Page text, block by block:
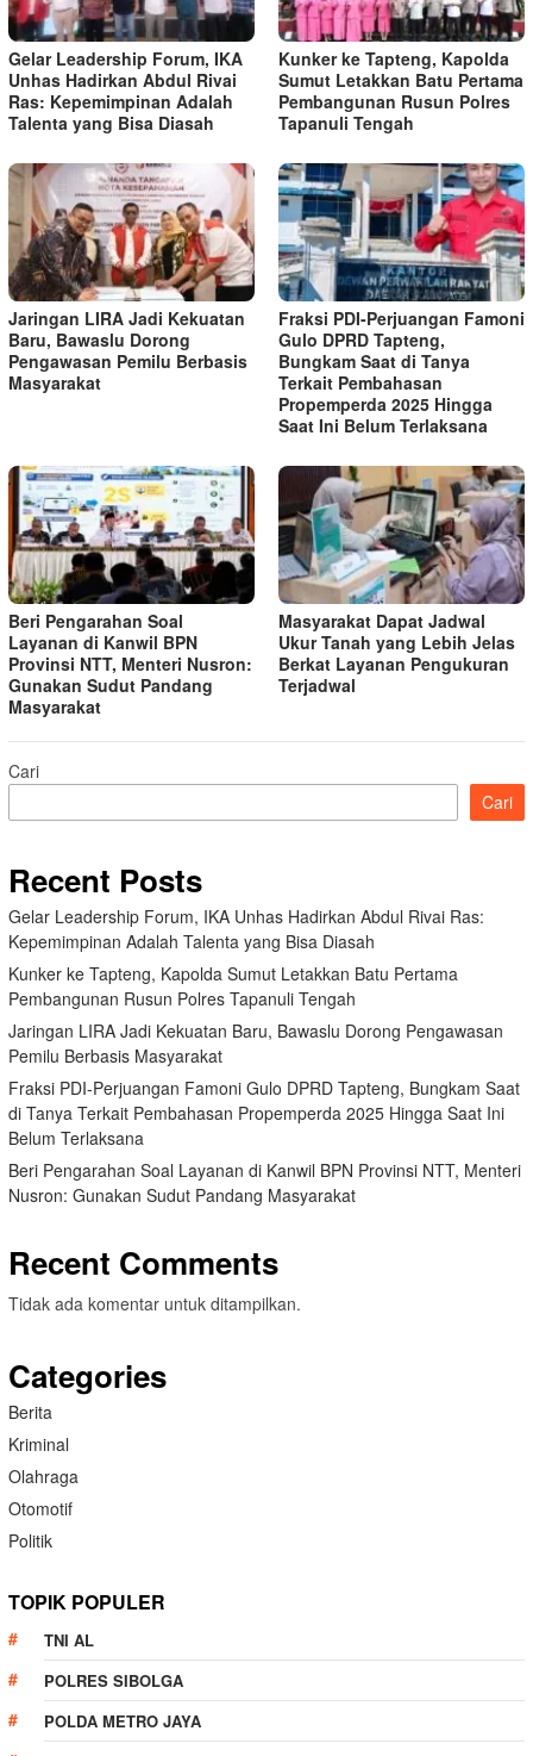
Gelar Leadership Forum, IKA
Unhas Hadirkan Abdul Rivai
Ras: Kepemimpinan Adalah
Talenta yang Bisa Diasah
Kunker ke Tapteng, Kapolda
Sumut Letakkan Batu Pertama
Pembangunan Rusun Polres
Tapanuli Tengah
Jaringan LIRA Jadi Kekuatan
Baru, Bawaslu Dorong
Pengawasan Pemilu Berbasis
Masyarakat
Fraksi PDI-Perjuangan Famoni
Gulo DPRD Tapteng,
Bungkam Saat di Tanya
Terkait Pembahasan
Propemperda 2025 Hingga
Saat Ini Belum Terlaksana
Beri Pengarahan Soal
Layanan di Kanwil BPN
Provinsi NTT, Menteri Nusron:
Gunakan Sudut Pandang
Masyarakat
Masyarakat Dapat Jadwal
Ukur Tanah yang Lebih Jelas
Berkat Layanan Pengukuran
Terjadwal
Cari
Cari
Recent Posts
Gelar Leadership Forum, IKA Unhas Hadirkan Abdul Rivai Ras:
Kepemimpinan Adalah Talenta yang Bisa Diasah
Kunker ke Tapteng, Kapolda Sumut Letakkan Batu Pertama
Pembangunan Rusun Polres Tapanuli Tengah
Jaringan LIRA Jadi Kekuatan Baru, Bawaslu Dorong Pengawasan
Pemilu Berbasis Masyarakat
Fraksi PDI-Perjuangan Famoni Gulo DPRD Tapteng, Bungkam Saat
di Tanya Terkait Pembahasan Propemperda 2025 Hingga Saat Ini
Belum Terlaksana
Beri Pengarahan Soal Layanan di Kanwil BPN Provinsi NTT, Menteri
Nusron: Gunakan Sudut Pandang Masyarakat
Recent Comments
Tidak ada komentar untuk ditampilkan.
Categories
Berita
Kriminal
Olahraga
Otomotif
Politik
TOPIK POPULER
TNI AL
POLRES SIBOLGA
POLDA METRO JAYA